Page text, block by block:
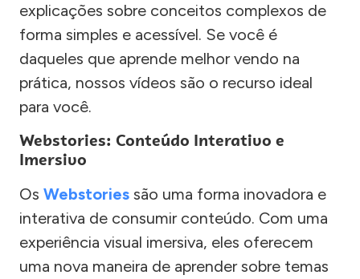
explicações sobre conceitos complexos de
forma simples e acessível. Se você é
daqueles que aprende melhor vendo na
prática, nossos vídeos são o recurso ideal
para você.
Webstories: Conteúdo Interativo e
Imersivo
Os Webstories são uma forma inovadora e
interativa de consumir conteúdo. Com uma
experiência visual imersiva, eles oferecem
uma nova maneira de aprender sobre temas